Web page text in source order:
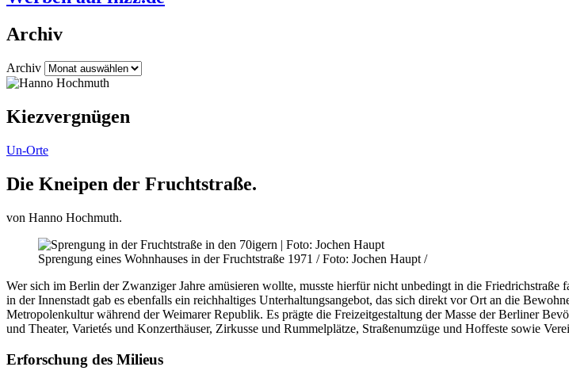
Archiv
Archiv
Kiezvergnügen
Un-Orte
Die Kneipen der Fruchtstraße.
von Hanno Hochmuth.
Sprengung eines Wohnhauses in der Fruchtstraße 1971 / Foto: Jochen Haupt /
Wer sich im Berlin der Zwanziger Jahre amüsieren wollte, musste hierfür nicht unbedingt in die
in der Innenstadt gab es ebenfalls ein reichhaltiges Unterhaltungsangebot, das sich direkt vor Ort an die
Metropolenkultur während der Weimarer Republik. Es prägte die Freizeitgestaltung der Masse der Berliner
und Theater, Varietés und Konzerthäuser, Zirkusse und Rummelplätze, Straßenumzüge und Hoffeste sowie
Erforschung des Milieus